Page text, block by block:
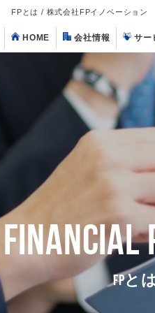
FPとは / 株式会社FPイノベーション
HOME 会社情報 サー
FINANCIAL